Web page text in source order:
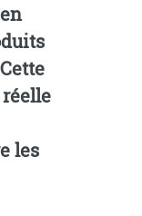
les